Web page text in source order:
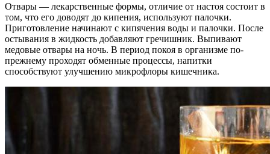
Отвары — лекарственные формы, отличие от настоя состоит в
том, что его доводят до кипения, используют палочки.
Приготовление начинают с кипячения воды и палочки. После
остывания в жидкость добавляют гречишник. Выпивают
медовые отвары на ночь. В период покоя в организме по-
прежнему проходят обменные процессы, напитки
способствуют улучшению микрофлоры кишечника.